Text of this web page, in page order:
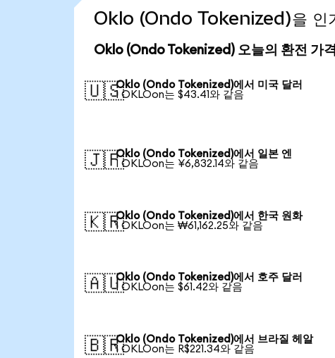
Oklo (Ondo Tokenized)을 인
Oklo (Ondo Tokenized) 오늘의 환전 가격
🇺🇸Oklo (Ondo Tokenized)에서 미국 달러
1 OKLOon는 $43.41와 같음
🇯🇵Oklo (Ondo Tokenized)에서 일본 엔
1 OKLOon는 ¥6,832.14와 같음
🇰🇷Oklo (Ondo Tokenized)에서 한국 원화
1 OKLOon는 ₩61,162.25와 같음
🇦🇺Oklo (Ondo Tokenized)에서 호주 달러
1 OKLOon는 $61.42와 같음
🇧🇷Oklo (Ondo Tokenized)에서 브라질 헤알
1 OKLOon는 R$221.34와 같음